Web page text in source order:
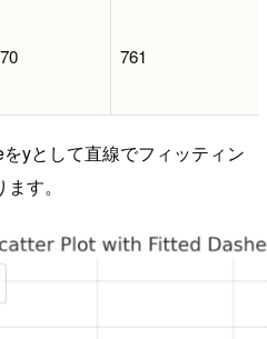
761
yとして直線でフィッティン
す。